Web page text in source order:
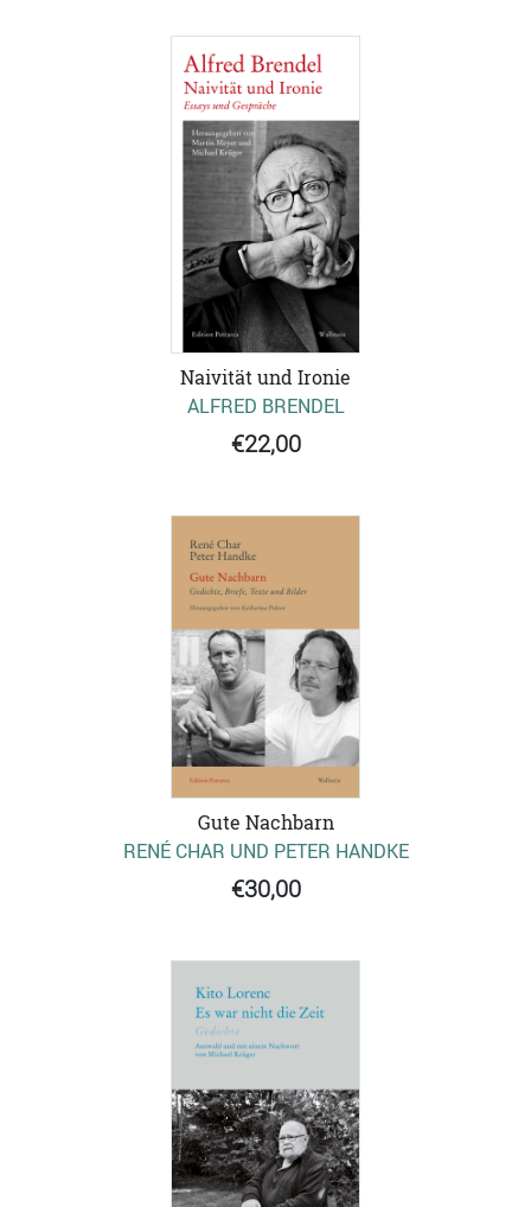
Naivität und Ironie
ALFRED BRENDEL
€22,00
Gute Nachbarn
RENÉ CHAR UND PETER HANDKE
€30,00